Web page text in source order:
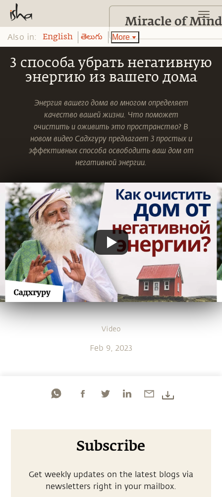
Also in: English తెలుగు More
3 способа убрать негативную
энергию из вашего дома
Энергия вашего дома во многом определяет
качество вашей жизни. Что поможет
очистить и оживить это пространство? В
новом видео Садхгуру предлагает 3 простых и
эффективных способа освободить ваш дом от
негативной энергии.
Video
Feb 9, 2023
Subscribe
Get weekly updates on the latest blogs via
newsletters right in your mailbox.